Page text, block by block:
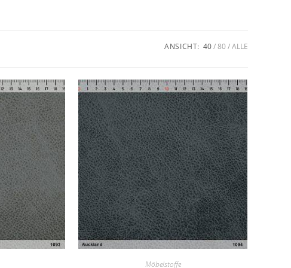
ANSICHT: 40 80 ALLE
Möbelstoffe